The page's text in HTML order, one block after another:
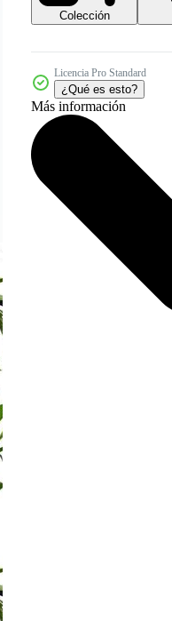
Colección
Licencia Pro Standard
¿Qué es esto?
Más información